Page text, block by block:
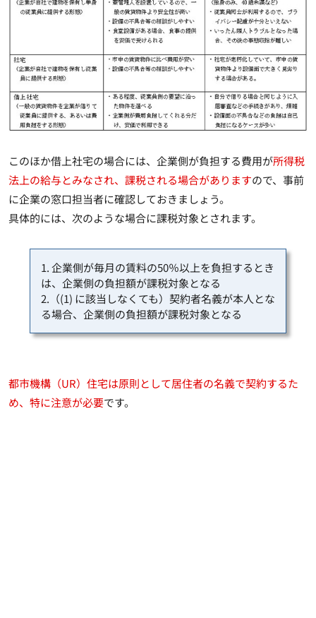
このほか借上社宅の場合には、 企業側が負担する費用が所得税
法上の給与とみなされ、課税される場合がありますので、事前
に企業の窓口担当者に確認しておきましょう。
具体的には、次のような場合に課税対象とされます。
1. 企業側が毎月の賃料の50％以上を負担するとき
は、企業側の負担額が課税対象となる
2.（(1) に該当しなくても）契約者名義が本人とな
る場合、企業側の負担額が課税対象となる
都市機構（UR）住宅は原則として居住者の名義で契約するた
め、特に注意が必要です。